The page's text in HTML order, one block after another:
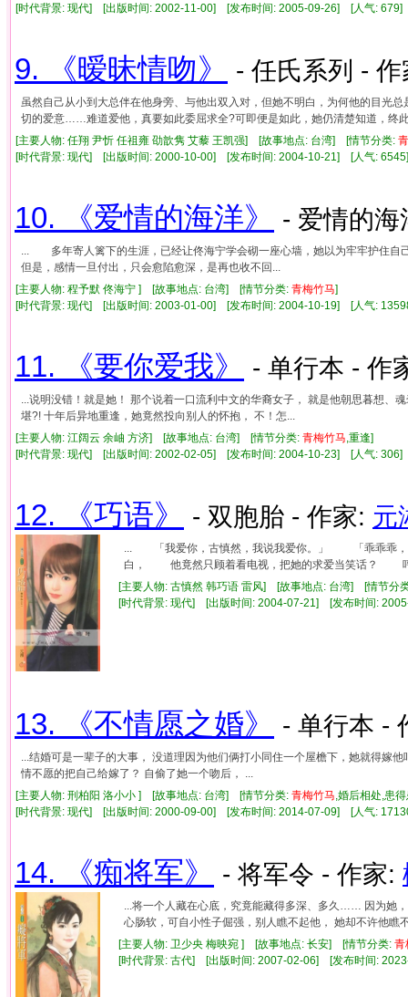
[时代背景: 现代] [出版时间: 2002-11-00] [发布时间: 2005-09-26] [人气:
9. 《暧昧情吻》 - 任氏系列 -
虽然自己从小到大总伴在他身旁、与他出双入对，但她不明白，为何他的目光
切的爱意……难道爱他，真要如此委屈求全?可即便是如此，她仍清楚知道，终
[主要人物: 任翔 尹忻 任祖雍 劭歆隽 艾藜 王凯强] [故事地点: 台湾] [情节分类:
[时代背景: 现代] [出版时间: 2000-10-00] [发布时间: 2004-10-21] [人气:
10. 《爱情的海洋》 - 爱情的
... 多年寄人篱下的生涯，已经让佟海宁学会砌一座心墙，她以为牢牢护住
但是，感情一旦付出，只会愈陷愈深，是再也收不回...
[主要人物: 程予默 佟海宁 ] [故事地点: 台湾] [情节分类: 青梅竹马]
[时代背景: 现代] [出版时间: 2003-01-00] [发布时间: 2004-10-19] [人气:
11. 《要你爱我》 - 单行本 - 作
...说明没错！就是她！ 那个说着一口流利中文的华裔女子， 就是他朝思暮想
堪?! 十年后异地重逢，她竟然投向别人的怀抱， 不！怎...
[主要人物: 江阔云 余岫 方济] [故事地点: 台湾] [情节分类: 青梅竹马 ,重逢]
[时代背景: 现代] [出版时间: 2002-02-05] [发布时间: 2004-10-23] [人气:
12. 《巧语》 - 双胞胎 - 作家: 元
... 「我爱你，古慎然，我说我爱你。」 「乖乖乖
白， 他竟然只顾着看电视，把她的求爱当笑话？ 哼
[主要人物: 古慎然 韩巧语 雷风] [故事地点: 台湾] [情节分
[时代背景: 现代] [出版时间: 2004-07-21] [发布时间:
13. 《不情愿之婚》 - 单行本 -
...结婚可是一辈子的大事， 没道理因为他们俩打小同住一个屋檐下，她就得嫁
情不愿的把自己给嫁了？ 自偷了她一个吻后， ...
[主要人物: 刑柏阳 洛小小 ] [故事地点: 台湾] [情节分类: 青梅竹马 ,婚后相处,患
[时代背景: 现代] [出版时间: 2000-09-00] [发布时间: 2014-07-09] [人气:
14. 《痴将军》 - 将军令 - 作家:
...将一个人藏在心底，究竟能藏得多深、多久…… 因为她
心肠软，可自小性子倔强，别人瞧不起他， 她却不许他瞧
[主要人物: 卫少央 梅映宛 ] [故事地点: 长安] [情节分类: 青
[时代背景: 古代] [出版时间: 2007-02-06] [发布时间: